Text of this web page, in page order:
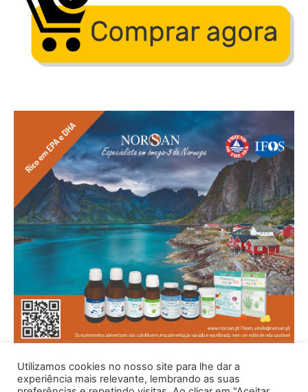
Utilizamos cookies no nosso site para lhe dar a
experiência mais relevante, lembrando as suas